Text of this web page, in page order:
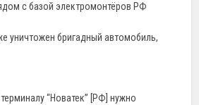
с базой электромонтёров РФ
уничтожен бригадный автомобиль,
“Новатек” [РФ] нужно